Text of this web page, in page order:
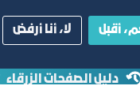
مجلة التجارة الإلكترونية
دليل الصفحات الزرقاء
أقبل لا، أنا أرفض